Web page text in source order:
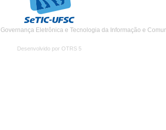
Eletrônica e Tecnologia da Informação e
Desenvolvido por OTRS 5